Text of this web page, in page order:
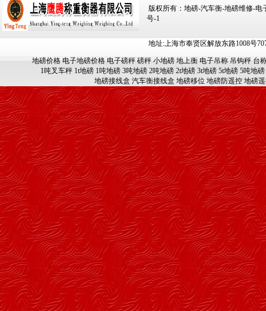
版权所有：地磅-汽车衡-地磅维修-电
号-1
地址:上海市奉贤区解放东路1008号
地磅价格 电子地磅价格 电子磅秤 磅秤 小地磅 地上衡 电子吊称 吊钩秤 台
1吨叉车秤 1t地磅 1吨地磅 3吨地磅 2吨地磅 2t地磅 3t地磅 5t地磅 5吨地磅
地磅接线盒 汽车衡接线盒 地磅移位 地磅防遥控 地磅